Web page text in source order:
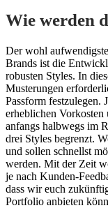
Wie werden
Der wohl
Brands ist die
robusten Styles. In
Musterungen
Passform festzulegen.
erheblichen
anfangs halbwegs im
drei Styles begrenzt.
und sollen schnellst
werden. Mit der Zeit
je nach Kunden-
dass wir euch
Portfolio anbieten